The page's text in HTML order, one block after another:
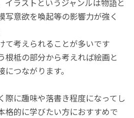
写意欲を喚起等の影響力が強く
て考えられることが多いです
根柢の部分から考えれば絵画と
つながります。
際に趣味や落書き程度になってし
格的に学びたい方におすすめで